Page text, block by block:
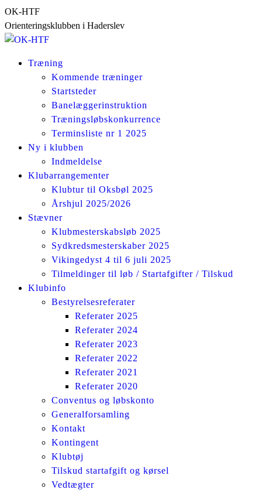
Skip
to
content
OK-HTF
Orienteringsklubben i Haderslev
Træning
Kommende træninger
Startsteder
Banelæggerinstruktion
Træningsløbskonkurrence
Terminsliste nr 1 2025
Ny i klubben
Indmeldelse
Klubarrangementer
Klubtur til Oksbøl 2025
Årshjul 2025/2026
Stævner
Klubmesterskabsløb 2025
Sydkredsmesterskaber 2025
Vikingedyst 4 til 6 juli 2025
Tilmeldinger til løb / Startafgifter / Tilskud
Klubinfo
Bestyrelsesreferater
Referater 2025
Referater 2024
Referater 2023
Referater 2022
Referater 2021
Referater 2020
Conventus og løbskonto
Generalforsamling
Kontakt
Kontingent
Klubtøj
Tilskud startafgift og kørsel
Vedtægter